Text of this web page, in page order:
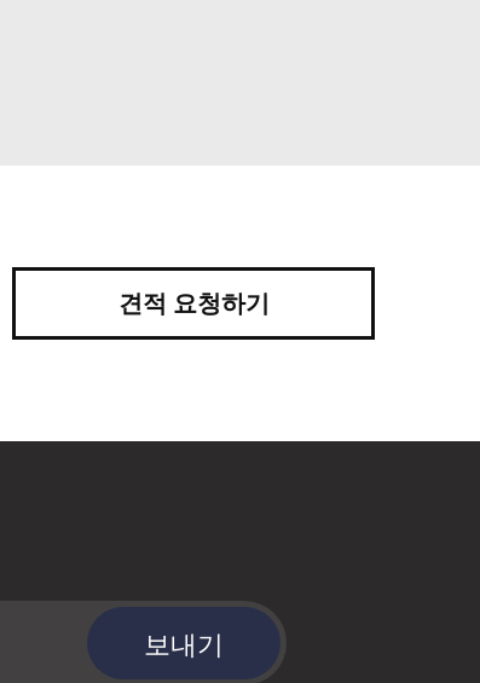
견적 요청하기
보내기